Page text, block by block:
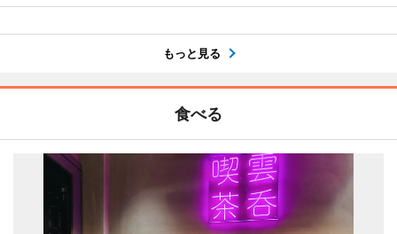
もっと見る
食べる